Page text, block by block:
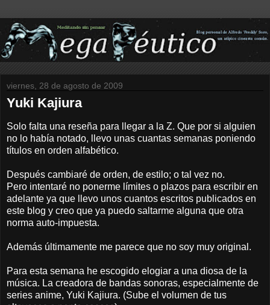
viernes, 28 de agosto de 2009
Yuki Kajiura
Solo falta una reseña para llegar a la Z. Que por si alguien
no lo había notado, llevo unas cuantas semanas poniendo
títulos en orden alfabético.
Después cambiaré de orden, de estilo; o tal vez no.
Pero intentaré no ponerme límites o plazos para escribir en
adelante ya que llevo unos cuantos escritos publicados en
este blog y creo que ya puedo saltarme alguna que otra
norma auto-impuesta.
Además últimamente me parece que no soy muy original.
Para esta semana he escogido elogiar a una diosa de la
música. La creadora de bandas sonoras, especialmente de
series anime, Yuki Kajiura. (Sube el volumen de tus